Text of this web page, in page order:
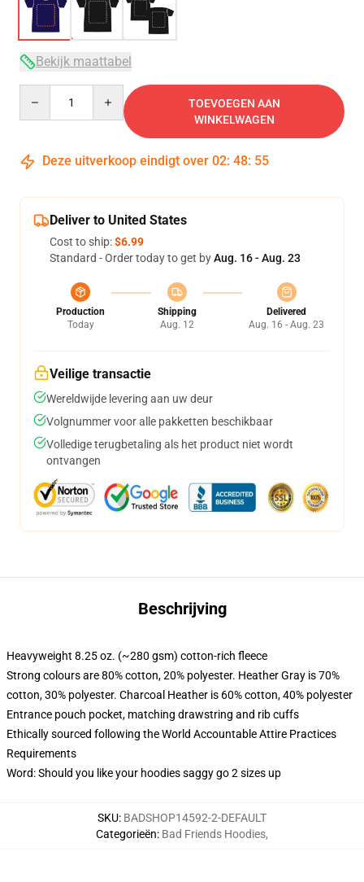
Bekijk maattabel
TOEVOEGEN AAN
WINKELWAGEN
Deze uitverkoop eindigt over 02: 48: 54
Deliver to United States
Cost to ship:$6.99
Standard - Order today to get byAug. 16 - Aug. 23
Production
Today
Shipping
Aug. 12
Delivered
Aug. 16 - Aug. 23
Veilige transactie
Wereldwijde levering aan uw deur
Volgnummer voor alle pakketten beschikbaar
Volledige terugbetaling als het product niet wordt
ontvangen
Beschrijving
Heavyweight 8.25 oz. (~280 gsm) cotton-rich fleece
Strong colours are 80% cotton, 20% polyester. Heather Gray is 70%
cotton, 30% polyester. Charcoal Heather is 60% cotton, 40% polyester
Entrance pouch pocket, matching drawstring and rib cuffs
Ethically sourced following the World Accountable Attire Practices
Requirements
Word: Should you like your hoodies saggy go 2 sizes up
SKU: BADSHOP14592-2-DEFAULT
Categorieën: Bad Friends Hoodies,